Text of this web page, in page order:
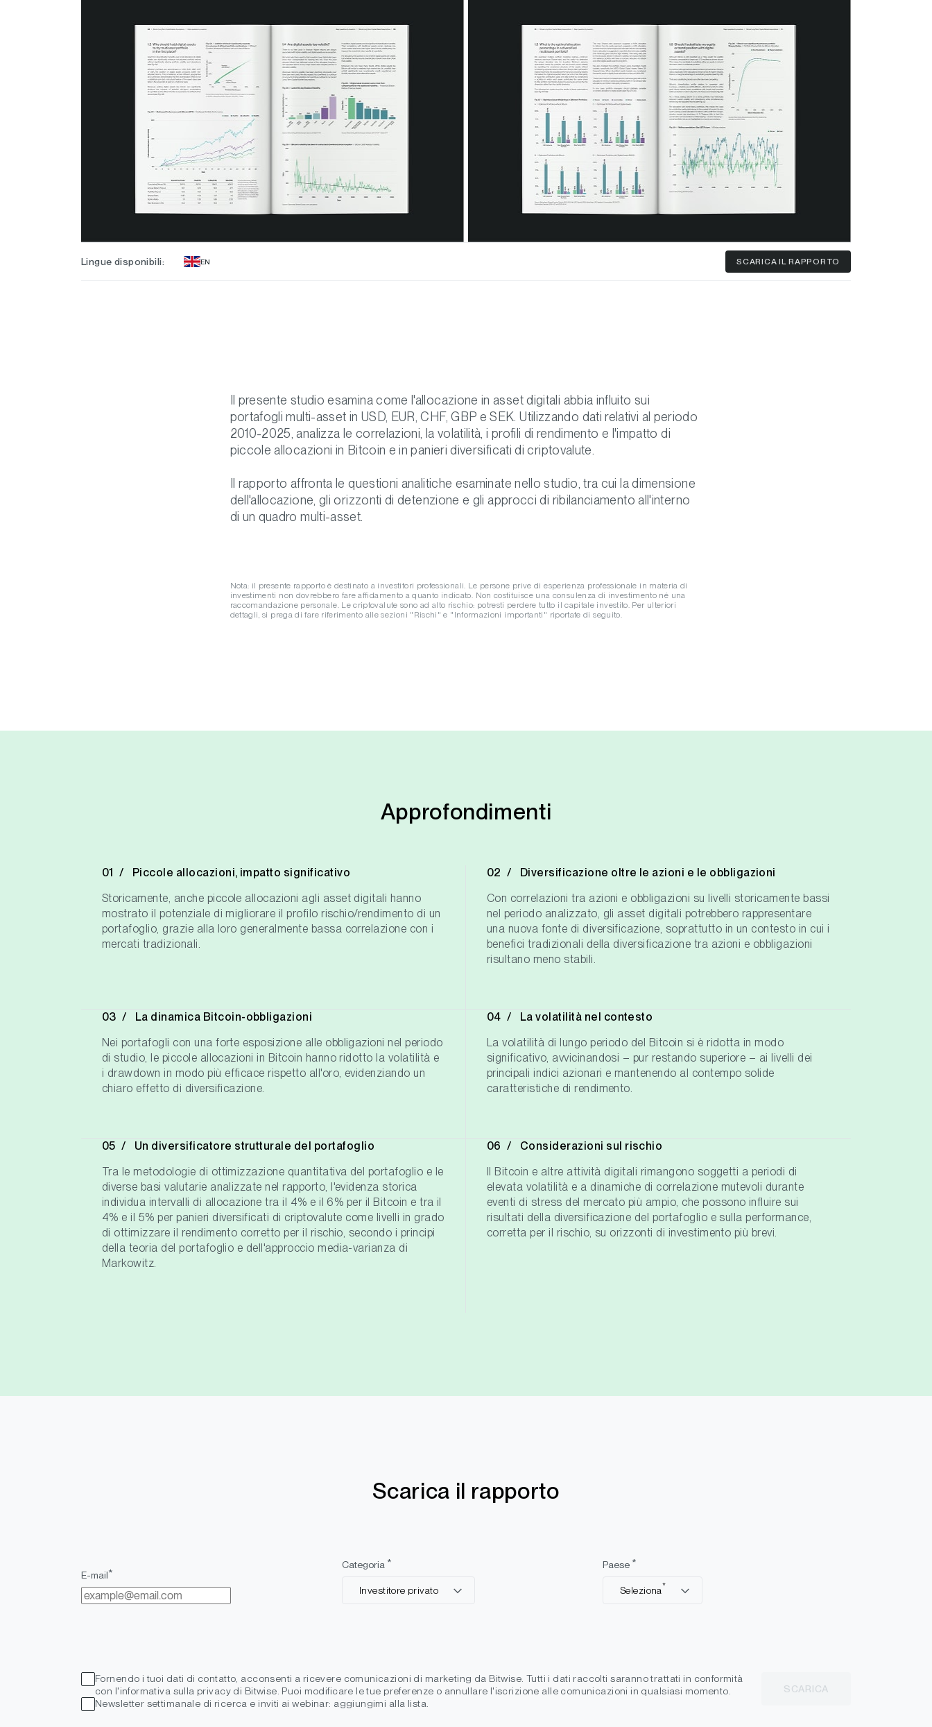
Lingue disponibili: EN SCARICA IL RAPPORTO
Il presente studio esamina come l'allocazione in asset digitali abbia influito sui
portafogli multi-asset in USD, EUR, CHF, GBP e SEK. Utilizzando dati relativi al periodo
2010-2025, analizza le correlazioni, la volatilità, i profili di rendimento e l'impatto di
piccole allocazioni in Bitcoin e in panieri diversificati di criptovalute.
Il rapporto affronta le questioni analitiche esaminate nello studio, tra cui la dimensione
dell'allocazione, gli orizzonti di detenzione e gli approcci di ribilanciamento all'interno
di un quadro multi-asset.
Nota: il presente rapporto è destinato a investitori professionali. Le persone prive di esperienza professionale in materia di
investimenti non dovrebbero fare affidamento a quanto indicato. Non costituisce una consulenza di investimento né una
raccomandazione personale. Le criptovalute sono ad alto rischio: potresti perdere tutto il capitale investito. Per ulteriori
dettagli, si prega di fare riferimento alle sezioni "Rischi" e "Informazioni importanti" riportate di seguito.
Approfondimenti
Piccole allocazioni, impatto significativo
Storicamente, anche piccole allocazioni agli asset digitali hanno
mostrato il potenziale di migliorare il profilo rischio/rendimento di un
portafoglio, grazie alla loro generalmente bassa correlazione con i
mercati tradizionali.
Diversificazione oltre le azioni e le obbligazioni
Con correlazioni tra azioni e obbligazioni su livelli storicamente bassi
nel periodo analizzato, gli asset digitali potrebbero rappresentare
una nuova fonte di diversificazione, soprattutto in un contesto in cui i
benefici tradizionali della diversificazione tra azioni e obbligazioni
risultano meno stabili.
La dinamica Bitcoin-obbligazioni
Nei portafogli con una forte esposizione alle obbligazioni nel periodo
di studio, le piccole allocazioni in Bitcoin hanno ridotto la volatilità e
i drawdown in modo più efficace rispetto all'oro, evidenziando un
chiaro effetto di diversificazione.
La volatilità nel contesto
La volatilità di lungo periodo del Bitcoin si è ridotta in modo
significativo, avvicinandosi – pur restando superiore – ai livelli dei
principali indici azionari e mantenendo al contempo solide
caratteristiche di rendimento.
Un diversificatore strutturale del portafoglio
Tra le metodologie di ottimizzazione quantitativa del portafoglio e le
diverse basi valutarie analizzate nel rapporto, l'evidenza storica
individua intervalli di allocazione tra il 4% e il 6% per il Bitcoin e tra il
4% e il 5% per panieri diversificati di criptovalute come livelli in grado
di ottimizzare il rendimento corretto per il rischio, secondo i principi
della teoria del portafoglio e dell'approccio media-varianza di
Markowitz.
Considerazioni sul rischio
Il Bitcoin e altre attività digitali rimangono soggetti a periodi di
elevata volatilità e a dinamiche di correlazione mutevoli durante
eventi di stress del mercato più ampio, che possono influire sui
risultati della diversificazione del portafoglio e sulla performance,
corretta per il rischio, su orizzonti di investimento più brevi.
Scarica il rapporto
E-mail*
Categoria *
Investitore privato
Paese *
Seleziona*
Fornendo i tuoi dati di contatto, acconsenti a ricevere comunicazioni di marketing da Bitwise. Tutti i dati raccolti saranno trattati in conformità
con l'informativa sulla privacy di Bitwise. Puoi modificare le tue preferenze o annullare l'iscrizione alle comunicazioni in qualsiasi momento.
Newsletter settimanale di ricerca e inviti ai webinar: aggiungimi alla lista.
SCARICA